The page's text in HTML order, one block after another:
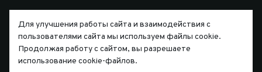
Письмо директору
Для улучшения работы сайта и взаимодействия с
пользователями сайта мы используем файлы cookie.
Продолжая работу с сайтом, вы разрешаете
использование cookie-файлов.